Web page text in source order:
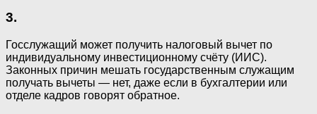
3.
Госслужащий может получить налоговый вычет по
индивидуальному инвестиционному счёту (ИИС).
Законных причин мешать государственным служащим
получать вычеты — нет, даже если в бухгалтерии или
отделе кадров говорят обратное.